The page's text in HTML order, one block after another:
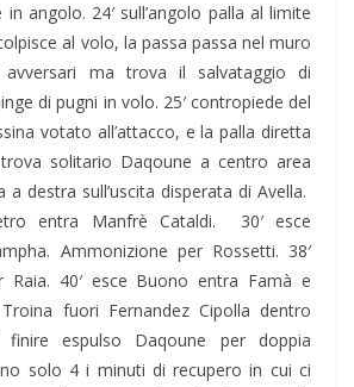
in angolo. 24′ sull’angolo palla al limite
al volo, la passa passa nel muro
ma trova il salvataggio di
di pugni in volo. 25′ contropiede del
votato all’attacco, e la palla diretta
solitario Daqoune a centro area
a destra sull’uscita disperata di Avella.
entra Manfrè Cataldi. 30′ esce
Ammonizione per Rossetti. 38′
Raia. 40′ esce Buono entra Famà e
fuori Fernandez Cipolla dentro
finire espulso Daqoune per doppia
solo 4 i minuti di recupero in cui ci